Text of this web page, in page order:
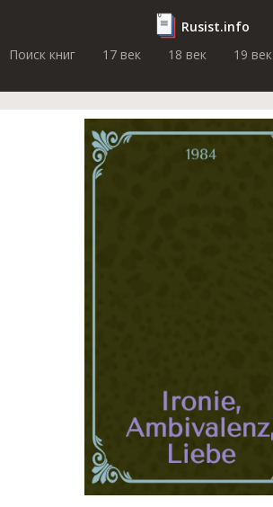
Rusist.info
Поиск книг
17 век 18 век 19 век